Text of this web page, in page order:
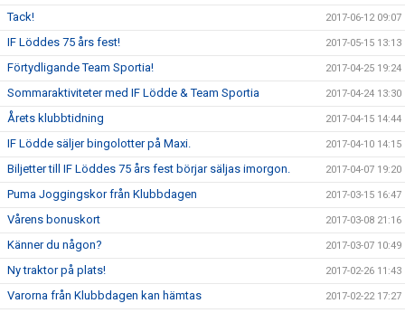
Tack! 2017-06-12 09:07
IF Löddes 75 års fest! 2017-05-15 13:13
Förtydligande Team Sportia! 2017-04-25 19:24
Sommaraktiviteter med IF Lödde & Team Sportia 2017-04-24 13:30
Årets klubbtidning 2017-04-15 14:44
IF Lödde säljer bingolotter på Maxi. 2017-04-10 14:15
Biljetter till IF Löddes 75 års fest börjar säljas imorgon. 2017-04-07 19:20
Puma Joggingskor från Klubbdagen 2017-03-15 16:47
Vårens bonuskort 2017-03-08 21:16
Känner du någon? 2017-03-07 10:49
Ny traktor på plats! 2017-02-26 11:43
Varorna från Klubbdagen kan hämtas 2017-02-22 17:27